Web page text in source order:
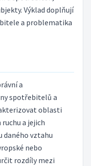
Výklad doplňují
a problematika
a
spotřebitelů a
oblasti
a jejich
daného vztahu
nebo
rozdíly mezi